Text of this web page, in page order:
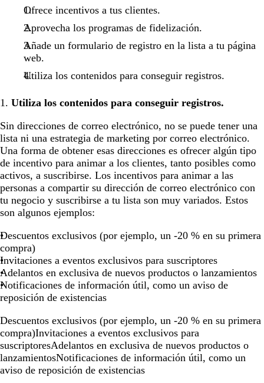
Ofrece incentivos a tus clientes.
Aprovecha los programas de fidelización.
Añade un formulario de registro en la lista a tu página
web.
Utiliza los contenidos para conseguir registros.
1. Utiliza los contenidos para conseguir registros.
Sin direcciones de correo electrónico, no se puede tener una
lista ni una estrategia de marketing por correo electrónico.
Una forma de obtener esas direcciones es ofrecer algún tipo
de incentivo para animar a los clientes, tanto posibles como
activos, a suscribirse. Los incentivos para animar a las
personas a compartir su dirección de correo electrónico con
tu negocio y suscribirse a tu lista son muy variados. Estos
son algunos ejemplos:
Descuentos exclusivos (por ejemplo, un -20 % en su primera
compra)
Invitaciones a eventos exclusivos para suscriptores
Adelantos en exclusiva de nuevos productos o lanzamientos
Notificaciones de información útil, como un aviso de
reposición de existencias
Descuentos exclusivos (por ejemplo, un -20 % en su primera
compra)Invitaciones a eventos exclusivos para
suscriptoresAdelantos en exclusiva de nuevos productos o
lanzamientosNotificaciones de información útil, como un
aviso de reposición de existencias